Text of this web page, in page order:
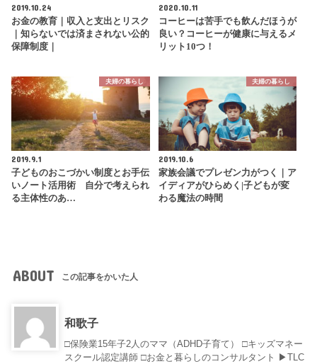
2019.10.24
お金の教育｜収入と支出とリスク
｜知らないでは済まされない公的
保障制度｜
2020.10.11
コーヒーは苦手でも飲んだほうが
良い？コーヒーが健康に与えるメ
リット10つ！
夫婦の暮らし
2019.9.1
子どものおこづかい制度とお手伝
いノート活用術 自分で考えられ
る主体性のあ…
夫婦の暮らし
2019.10.6
家族会議でプレゼン力がつく｜ア
イディアがひらめく|子どもが変
わる魔法の時間
ABOUT この記事をかいた人
和歌子
□保険業15年子2人のママ（ADHD子育て） □キッズマネー
スクール認定講師 □お金と暮らしのコンサルタント ▶︎TLC